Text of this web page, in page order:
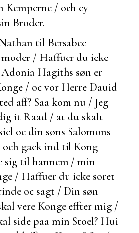
Kemperne / och ey
Broder.
til Bersabee
moder / Haffuer du icke
Hagiths søn er
/ oc vor Herre Dauid
aff? Saa kom nu / Jeg
it Raad / at du skalt
oc din søns Salomons
och gack ind til Kong
sig til hannem / min
/ Haffuer du icke soret
oc sagt / Din søn
vere Konge effter mig /
side paa min Stoel? Hui